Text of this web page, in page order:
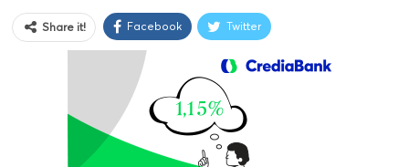
Share it! Facebook Twitter